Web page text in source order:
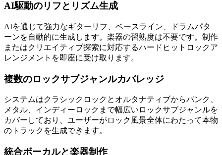
AI駆動のリフとリズム生成
AIを通じて強力なギターリフ、ベースライン、ドラムパタ
ーンを自動的に生成します。楽器の習熟度は不要です。制作
またはクリエイティブ探索に対応するハードヒットロックア
レンジメントを即座に受け取ります。
複数のロックサブジャンルカバレッジ
システムはクラシックロックとオルタナティブからパンク、
メタル、インディーロックまで幅広いロックサブジャンルを
カバーしており、ユーザーがロック風景全体にわたって本物
のトラックを生成できます。
統合ボーカルと楽器制作